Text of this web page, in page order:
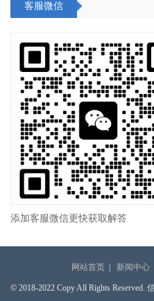
客服微信
添加客服微信更快获取解答
网站首页| 新闻中心
© 2018-2022 Copy All Rights Reserved.